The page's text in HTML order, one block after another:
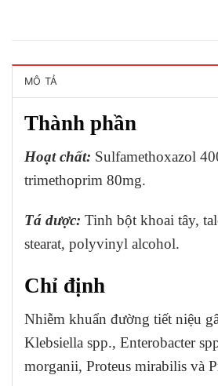
MÔ TẢ
Thành phần
Hoạt chất: Sulfamethoxazol
trimethoprim 80mg.
Tá dược: Tinh bột khoai tây,
stearat, polyvinyl alcohol.
Chỉ định
Nhiễm khuẩn đường tiết niệu
Klebsiella spp., Enterobacter
morganii, Proteus mirabilis và